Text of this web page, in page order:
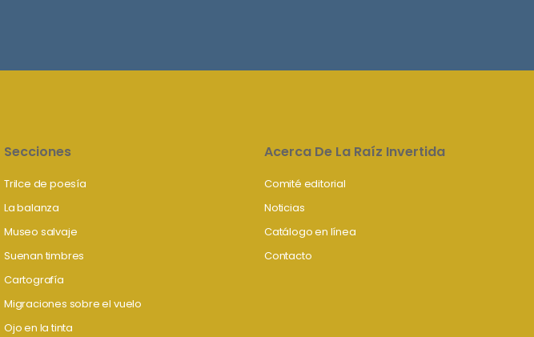
Secciones
Trilce de poesía
La balanza
Museo salvaje
Suenan timbres
Cartografía
Migraciones sobre el vuelo
Ojo en la tinta
Acerca De La Raíz Invertida
Comité editorial
Noticias
Catálogo en línea
Contacto